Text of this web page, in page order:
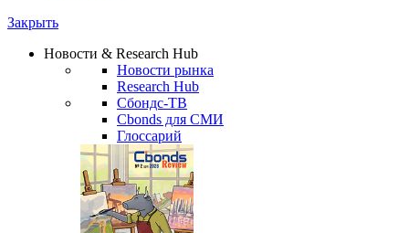
Закрыть
Новости & Research Hub
Новости рынка
Research Hub
Сбондс-ТВ
Cbonds для СМИ
Глоссарий